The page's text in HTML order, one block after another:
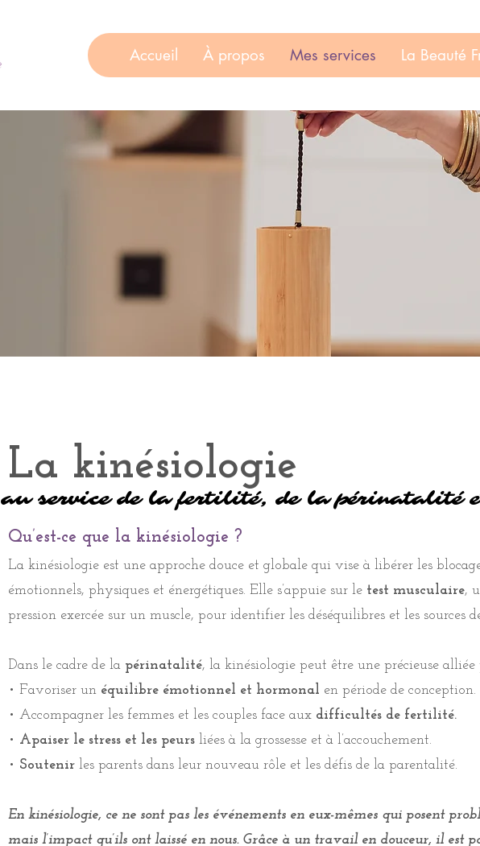
Accueil À propos Mes services La Beauté
La kinésiologie
au service de la fertilité, de la périnatalité
au service de la fertilité, de la périnatalité
Qu’est-ce que la kinésiologie ?
La kinésiologie est une approche douce et globale qui vise à libérer les blocages
émotionnels, physiques et énergétiques. Elle s’appuie sur letest musculaire,
pression exercée sur un muscle, pour identifier les déséquilibres et les sources
• Favoriser unéquilibre émotionnel et hormonalen période de conception.
• Accompagner les femmes et les couples face auxdifficultés de fertilité.
• Apaiser le stress et les peursliées à la grossesse et à l’accouchement.
• Soutenirles parents dans leur nouveau rôle et les défis de la parentalité.
mais l’impact qu’ils ont laissé en nous. Grâce à un travail en douceur, il est
se libérer des tensions, de mieux vivre les étapes du parcours parental et de
La kinésiologie
au service de la fertilité, de la périnatalité
au service de la fertilité, de la périnatalité
La kinésiologie
au service de la fertilité, de la périnatalité
au service de la fertilité, de la périnatalité
Qu’est-ce que la kinésiologie ?
La kinésiologie est une approche douce et globale qui vise à libérer les
émotionnels, physiques et énergétiques. Elle s’appuie sur le test musculaire,
pression exercée sur un muscle, pour identifier les déséquilibres et les sources
Dans le cadre de la périnatalité, la kinésiologie peut être une précieuse alliée
• Favoriser un équilibre émotionnel et hormonal en période de conception.
• Accompagner les femmes et les couples face aux difficultés de fertilité.
• Apaiser le stress et les peurs liées à la grossesse et à l’accouchement.
• Soutenir les parents dans leur nouveau rôle et les défis de la parentalité.
En kinésiologie, ce ne sont pas les événements en eux-mêmes qui posent
mais l’impact qu’ils ont laissé en nous. Grâce à un travail en douceur, il est